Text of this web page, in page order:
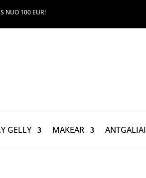
NUO 100 EUR!
GELLY MAKEAR ANTGALIAI